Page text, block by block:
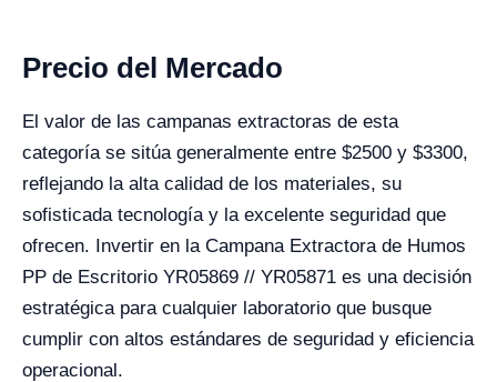
Precio del Mercado
El valor de las campanas extractoras de esta
categoría se sitúa generalmente entre $2500 y $3300,
reflejando la alta calidad de los materiales, su
sofisticada tecnología y la excelente seguridad que
ofrecen. Invertir en la Campana Extractora de Humos
PP de Escritorio YR05869 // YR05871 es una decisión
estratégica para cualquier laboratorio que busque
cumplir con altos estándares de seguridad y eficiencia
operacional.